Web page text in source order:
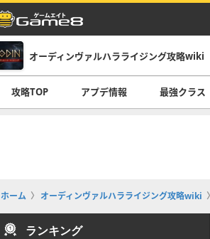
オーディンヴァルハラライジング攻略wiki
攻略TOP アプデ情報 最強クラス
ホーム オーディンヴァルハラライジング攻略wiki
ランキング